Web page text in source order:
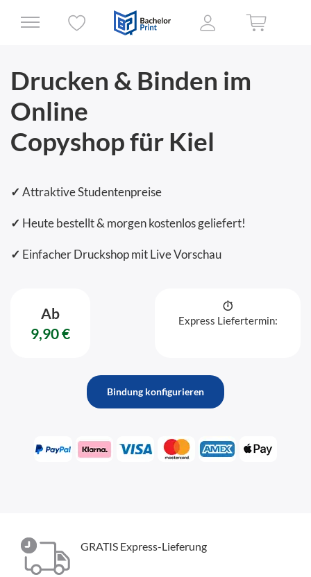
Drucken & Binden im
Online
Copyshop für Kiel
✓ Attraktive Studentenpreise
✓ Heute bestellt & morgen kostenlos geliefert!
✓ Einfacher Druckshop mit Live Vorschau
Ab
9,90 €
Express Liefertermin:
Bindung konfigurieren
GRATIS Express-Lieferung